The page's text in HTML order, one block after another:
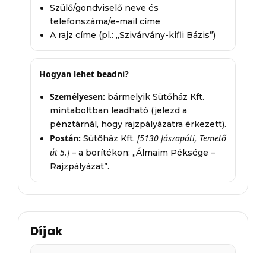
Szülő/gondviselő neve és
telefonszáma/e-mail címe
A rajz címe (pl.: „Szivárvány-kifli Bázis”)
Hogyan lehet beadni?
Személyesen: bármelyik Sütőház Kft.
mintaboltban leadható (jelezd a
pénztárnál, hogy rajzpályázatra érkezett).
Postán: Sütőház Kft. [5130 Jászapáti, Temető
út 5.]– a borítékon: „Álmaim Péksége –
Rajzpályázat”.
Díjak